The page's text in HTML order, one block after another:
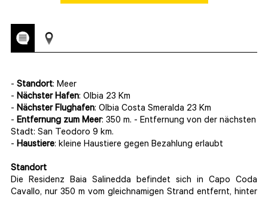
- Standort: Meer
- Nächster Hafen: Olbia 23 Km
- Nächster Flughafen: Olbia Costa Smeralda 23 Km
- Entfernung zum Meer: 350 m. - Entfernung von der nächsten
Stadt: San Teodoro 9 km.
- Haustiere: kleine Haustiere gegen Bezahlung erlaubt
Standort
Die Residenz Baia Salinedda befindet sich in Capo Coda
Cavallo, nur 350 m vom gleichnamigen Strand entfernt, hinter